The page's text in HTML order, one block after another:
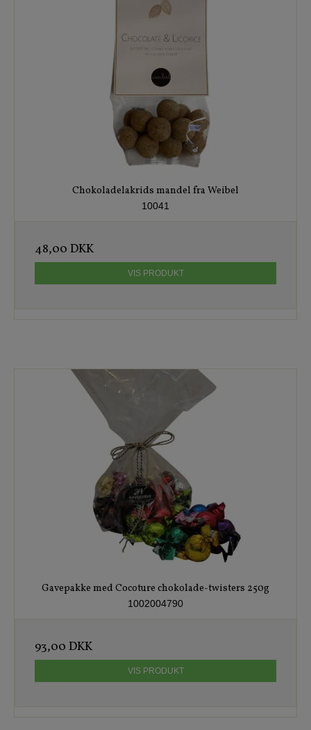
Chokoladelakrids mandel fra Weibel
10041
48,00 DKK
VIS PRODUKT
Gavepakke med Cocoture chokolade-twisters 250g
1002004790
93,00 DKK
VIS PRODUKT